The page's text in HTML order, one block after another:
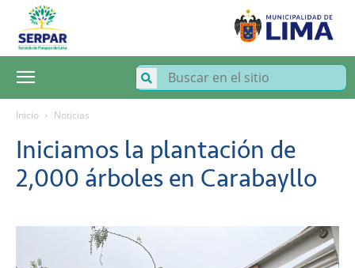
SERPAR
Servicio
de
Parques
Inicio Noticias
Iniciamos la plantación de
2,000 árboles en Carabayllo